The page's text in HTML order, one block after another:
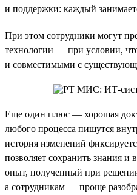
и поддержки: каждый
При этом сотрудники могут
технологии — при условии,
и совместимыми с
Еще один плюс — хорошая
любого процесса пишутся
история изменений
позволяет сохранить знания и
опыт, полученный при
а сотрудникам — проще